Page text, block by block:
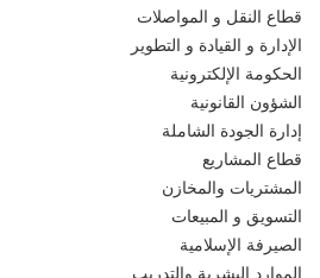
قطاع النقل و المواصلات
الإدارة و القيادة و التطوير
الحكومة الإلكترونية
الشؤون القانونية
إدارة الجودة الشاملة
قطاع المشاريع
المشتريات والمخازن
التسويق و المبيعات
الصيرفة الإسلامية
الموارد البشرية والتدريب